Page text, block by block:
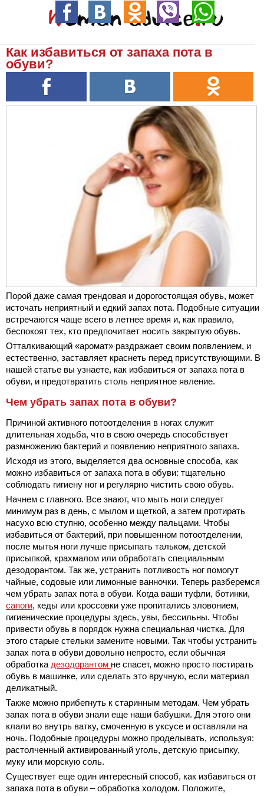
Как избавиться от запаха пота в
обуви?
Порой даже самая трендовая и дорогостоящая обувь, может
источать неприятный и едкий запах пота. Подобные ситуации
встречаются чаще всего в летнее время и, как правило,
беспокоят тех, кто предпочитает носить закрытую обувь.
Отталкивающий «аромат» раздражает своим появлением, и
естественно, заставляет краснеть перед присутствующими. В
нашей статье вы узнаете, как избавиться от запаха пота в
обуви, и предотвратить столь неприятное явление.
Чем убрать запах пота в обуви?
Причиной активного потоотделения в ногах служит
длительная ходьба, что в свою очередь способствует
размножению бактерий и появлению неприятного запаха.
Исходя из этого, выделяется два основные способа, как
можно избавиться от запаха пота в обуви: тщательно
соблюдать гигиену ног и регулярно чистить свою обувь.
Начнем с главного. Все знают, что мыть ноги следует
минимум раз в день, с мылом и щеткой, а затем протирать
насухо всю ступню, особенно между пальцами. Чтобы
избавиться от бактерий, при повышенном потоотделении,
после мытья ноги лучше присыпать тальком, детской
присыпкой, крахмалом или обработать специальным
дезодорантом. Так же, устранить потливость ног помогут
чайные, содовые или лимонные ванночки. Теперь разберемся
чем убрать запах пота в обуви. Когда ваши туфли, ботинки,
сапоги, кеды или кроссовки уже пропитались зловонием,
гигиенические процедуры здесь, увы, бессильны. Чтобы
привести обувь в порядок нужна специальная чистка. Для
этого старые стельки замените новыми. Так чтобы устранить
запах пота в обуви довольно непросто, если обычная
обработка дезодорантом не спасет, можно просто постирать
обувь в машинке, или сделать это вручную, если материал
деликатный.
Также можно прибегнуть к старинным методам. Чем убрать
запах пота в обуви знали еще наши бабушки. Для этого они
клали во внутрь ватку, смоченную в уксусе и оставляли на
ночь. Подобные процедуры можно проделывать, используя:
растолченный активированный уголь, детскую присыпку,
муку или морскую соль.
Существует еще один интересный способ, как избавиться от
запаха пота в обуви – обработка холодом. Положите,